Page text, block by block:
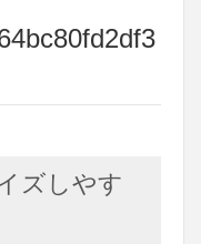
ズしやす